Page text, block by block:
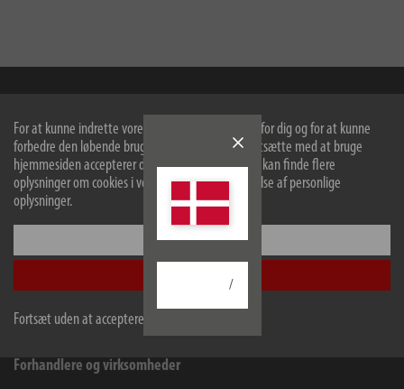
For at kunne indrette vores hjemmeside optimalt for dig og for at kunne
forbedre den løbende bruger vi cookies. Ved at fortsætte med at bruge
hjemmesiden accepterer du brugen af cookies. Du kan finde flere
oplysninger om cookies i vores politik om beskyttelse af personlige
oplysninger.
Konfigurer
Fortsæt uden at acceptere
/
Seestraße 1-3
72074Tübingen
FacebookInstagramYoutubeLinkedin
Forhandlere og virksomheder